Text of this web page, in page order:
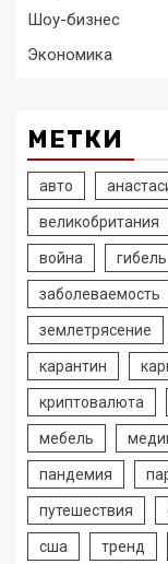
Шоу-бизнес
Экономика
МЕТКИ
авто
великобритания
война гибель
заболеваемость
землетрясение
карантин
криптовалюта
мебель
пандемия
путешествия
сша тренд